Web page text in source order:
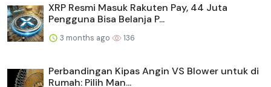
XRP Resmi Masuk Rakuten Pay, 44 Juta
Pengguna Bisa Belanja P...
3 months ago 136
Perbandingan Kipas Angin VS Blower untuk di
Rumah: Pilih Man...